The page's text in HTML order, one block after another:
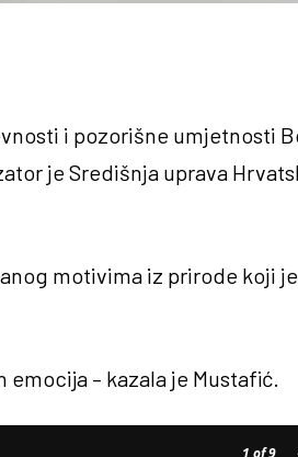
i pozorišne umjetnosti
je Središnja uprava
motivima iz prirode koji je
– kazala je Mustafić.